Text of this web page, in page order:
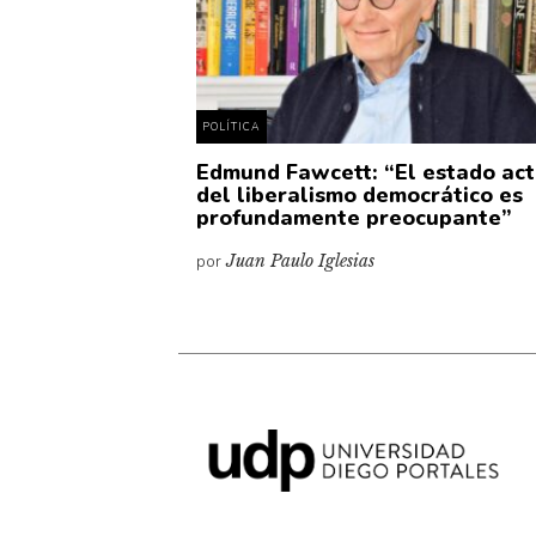
POLÍTICA
Edmund Fawcett: “El estado
del liberalismo democrático es
profundamente preocupante”
porJuan Paulo Iglesias